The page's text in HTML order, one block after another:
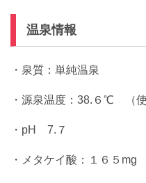
温泉情報
・泉質：単純温泉
・源泉温度：38.６℃ （
・pH 7.７
・メタケイ酸：１６５mg